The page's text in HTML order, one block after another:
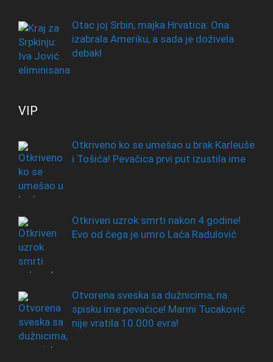
Otac joj Srbin, majka Hrvatica: Ona
izabrala Ameriku, a sada je doživela
debakl
VIP
Otkriveno ko se umešao u brak Karleuše
i Tošića! Pevačica prvi put izustila ime
Otkriven uzrok smrti nakon 4 godine!
Evo od čega je umro Laća Radulović
Otvorena sveska sa dužnicima, na
spisku ime pevačice! Marini Tucaković
nije vratila 10.000 evra!